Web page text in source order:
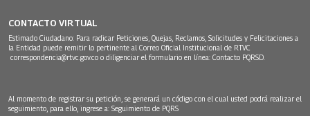
CONTACTO VIRTUAL
Estimado Ciudadano: Para radicar Peticiones, Quejas, Reclamos, Solicitudes y Felicitaciones a
la Entidad puede remitir lo pertinente al Correo Oficial Institucional de RTVC
correspondencia@rtvc.gov.co o diligenciar el formulario en línea: Contacto PQRSD.
Al momento de registrar su petición, se generará un código con el cual usted podrá realizar el
seguimiento, para ello, ingrese a: Seguimiento de PQRS